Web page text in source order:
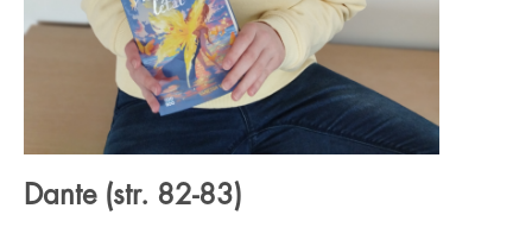
Dante (str. 82-83)